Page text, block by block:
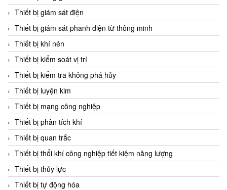
Chromalox
ChuanYi
CIC
Clage
Clake Fololo
Clark Cooper
CMC Ventilazione
Coax Valves Inc
Codel
Cofimco
Coltraco
Comat Releco
Thiết bị giám sát điện
Thiết bị giám sát phanh điện từ thông minh
Thiết bị khí nén
Thiết bị kiểm soát vị trí
Thiết bị kiểm tra không phá hủy
Thiết bị luyện kim
Thiết bị mạng công nghiệp
Thiết bị phân tích khí
Thiết bị quan trắc
Thiết bị thổi khí công nghiệp tiết kiệm năng lượng
Thiết bị thủy lực
Thiết bị tự động hóa